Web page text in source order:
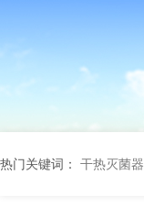
热门关键词： 干热灭菌器